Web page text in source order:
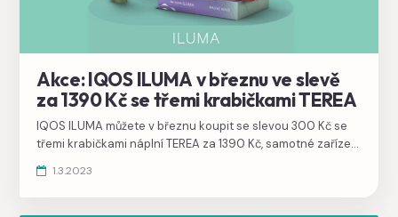
Akce: IQOS ILUMA v březnu ve slevě
za 1390 Kč se třemi krabičkami TEREA
IQOS ILUMA můžete v březnu koupit se slevou 300 Kč se
třemi krabičkami náplní TEREA za 1390 Kč, samotné zařízení
1.3.2023